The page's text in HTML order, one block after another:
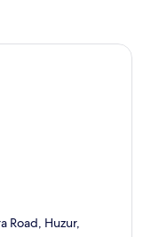
Road, Huzur,